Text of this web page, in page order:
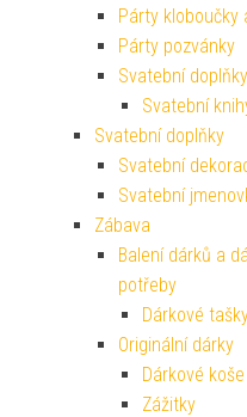
Párty kloboučky
Párty pozvánky
Svatební doplňky
Svatební
Svatební doplňky
Svatební
Svatební
Zábava
Balení dárků a
potřeby
Dárkové
Originální dárky
Dárkové koše
Zážitky